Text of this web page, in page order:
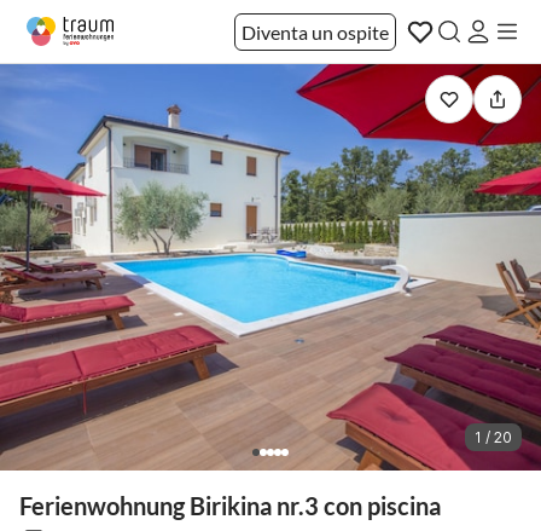
Diventa un ospite
1 / 20
Ferienwohnung Birikina nr.3 con piscina